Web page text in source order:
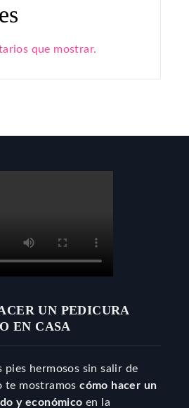
que mostrar.
UN PEDICURA
EN CASA
pies hermosos sin salir de
te mostramoscómo hacer un
y económico en la